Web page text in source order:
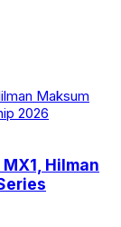
Hilman